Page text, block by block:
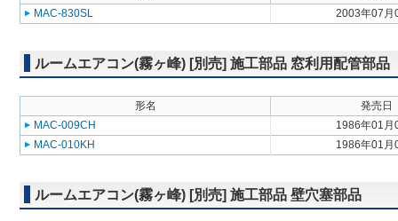
MAC-830SL
2003年07月
ルームエアコン(霧ヶ峰) [別売] 施工部品 窓利用配管部品
形名
発売日
MAC-009CH
1986年01月
MAC-010KH
1986年01月
ルームエアコン(霧ヶ峰) [別売] 施工部品 壁穴塞部品